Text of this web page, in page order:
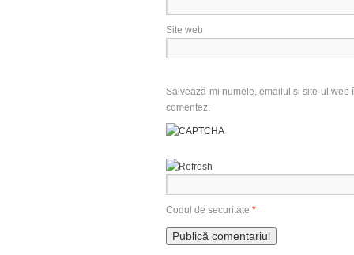
Site web
Salvează-mi numele, emailul și site-ul
comentez.
Codul de securitate *